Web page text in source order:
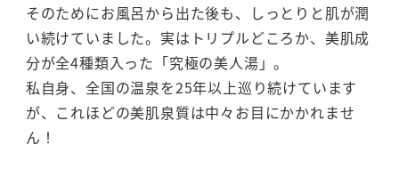
そのためにお風呂から出た後も、しっとりと肌が潤
い続けていました。実はトリプルどころか、美肌成
分が全4種類入った「究極の美人湯」。
私自身、全国の温泉を25年以上巡り続けています
が、これほどの美肌泉質は中々お目にかかれませ
ん！